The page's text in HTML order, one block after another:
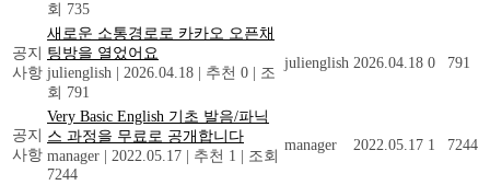
회 735
공지
사항
새로운 소통경로로 카카오 오픈채
팅방을 열었어요
julienglish
2026.04.18 추천 0
조
회 791
julienglish 2026.04.18 0 791
공지
사항
Very Basic English 기초 발음/파닉
스 과정을 무료로 공개합니다
manager
2022.05.17 추천 1
조회
7244
manager 2022.05.17 1 7244